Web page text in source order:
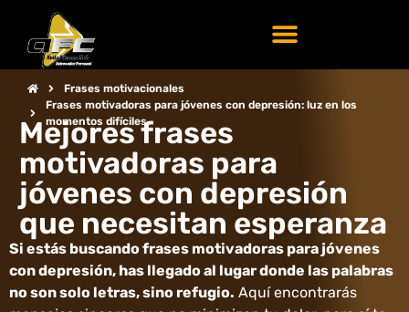
Frases motivacionales
Frases motivadoras para jóvenes con depresión: luz en los
momentos difíciles
Mejores frases
motivadoras para
jóvenes con depresión
que necesitan esperanza
Si estás buscando frases motivadoras para jóvenes
con depresión, has llegado al lugar donde las palabras
no son solo letras, sino refugio. Aquí encontrarás